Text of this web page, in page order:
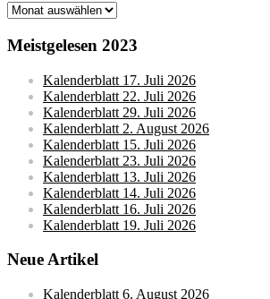
Monatsarchive
Meistgelesen 2023
Kalenderblatt 17. Juli 2026
Kalenderblatt 22. Juli 2026
Kalenderblatt 29. Juli 2026
Kalenderblatt 2. August 2026
Kalenderblatt 15. Juli 2026
Kalenderblatt 23. Juli 2026
Kalenderblatt 13. Juli 2026
Kalenderblatt 14. Juli 2026
Kalenderblatt 16. Juli 2026
Kalenderblatt 19. Juli 2026
Neue Artikel
Kalenderblatt 6. August 2026